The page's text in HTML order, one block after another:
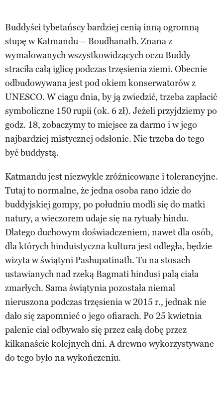
Buddyści tybetańscy bardziej cenią inną ogromną
stupę w Katmandu – Boudhanath. Znana z
wymalowanych wszystkowidzących oczu Buddy
straciła całą iglicę podczas trzęsienia ziemi. Obecnie
odbudowywana jest pod okiem konserwatorów z
UNESCO. W ciągu dnia, by ją zwiedzić, trzeba zapłacić
symboliczne 150 rupii (ok. 6 zł). Jeżeli przyjdziemy po
godz. 18, zobaczymy to miejsce za darmo i w jego
najbardziej mistycznej odsłonie. Nie trzeba do tego
być buddystą.
Katmandu jest niezwykle zróżnicowane i tolerancyjne.
Tutaj to normalne, że jedna osoba rano idzie do
buddyjskiej gompy, po południu modli się do matki
natury, a wieczorem udaje się na rytuały hindu.
Dlatego duchowym doświadczeniem, nawet dla osób,
dla których hinduistyczna kultura jest odległa, będzie
wizyta w świątyni Pashupatinath. Tu na stosach
ustawianych nad rzeką Bagmati hindusi palą ciała
zmarłych. Sama świątynia pozostała niemal
nieruszona podczas trzęsienia w 2015 r., jednak nie
dało się zapomnieć o jego ofiarach. Po 25 kwietnia
palenie ciał odbywało się przez całą dobę przez
kilkanaście kolejnych dni. A drewno wykorzystywane
do tego było na wykończeniu.